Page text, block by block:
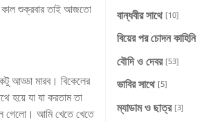
কাল শুক্রবার তাই আজতো
আড্ডা মারব। বিকেলের
হয়ে যা যা করতাম তা
গেলো। আমি খেতে খেতে
বান্ধবীর সাথে [10]
বিয়ের পর চোদন কাহিনি
বৌদি ও দেবর [53]
ভাবির সাথে [5]
ম্যাডাম ও ছাত্র [3]